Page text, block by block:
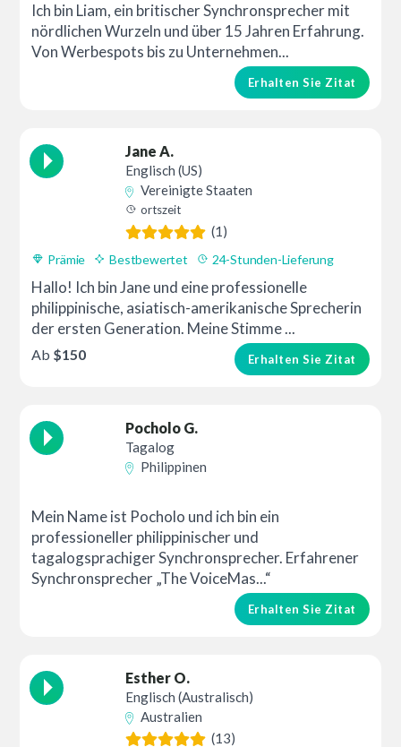
Ich bin Liam, ein britischer Synchronsprecher mit
nördlichen Wurzeln und über 15 Jahren Erfahrung.
Von Werbespots bis zu Unternehmen...
Erhalten Sie Zitat
Jane A.
Englisch (US)
Vereinigte Staaten
ortszeit
(1)
Prämie Bestbewertet 24-Stunden-Lieferung
Hallo! Ich bin Jane und eine professionelle
philippinische, asiatisch-amerikanische Sprecherin
der ersten Generation. Meine Stimme ...
Erhalten Sie Zitat
Ab $150
Pocholo G.
Tagalog
Philippinen
Mein Name ist Pocholo und ich bin ein
professioneller philippinischer und
tagalogsprachiger Synchronsprecher. Erfahrener
Synchronsprecher „The VoiceMas...“
Erhalten Sie Zitat
Esther O.
Englisch (Australisch)
Australien
(13)